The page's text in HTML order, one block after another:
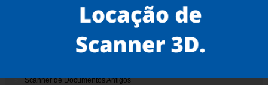
Scanner de Documentos
Scanner de Documentos Antigos